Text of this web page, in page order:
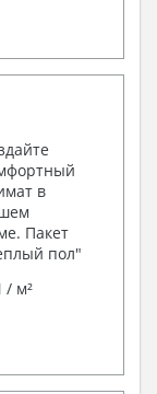
в
Пакет
пол"
/ м²